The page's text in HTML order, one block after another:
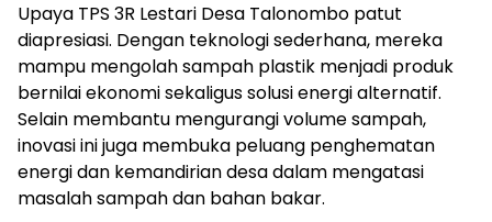
Upaya TPS 3R Lestari Desa Talonombo patut
diapresiasi. Dengan teknologi sederhana, mereka
mampu mengolah sampah plastik menjadi produk
bernilai ekonomi sekaligus solusi energi alternatif.
Selain membantu mengurangi volume sampah,
inovasi ini juga membuka peluang penghematan
energi dan kemandirian desa dalam mengatasi
masalah sampah dan bahan bakar.